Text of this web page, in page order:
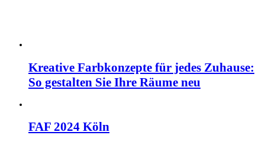
Kreative Farbkonzepte für jedes Zuhause:
So gestalten Sie Ihre Räume neu
FAF 2024 Köln